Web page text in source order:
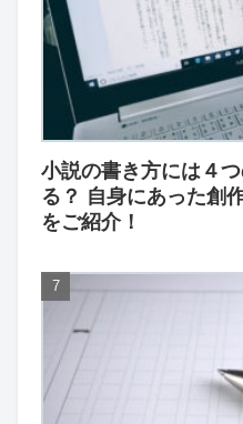
小説の書き方には４
る？ 自身にあった創
をご紹介！